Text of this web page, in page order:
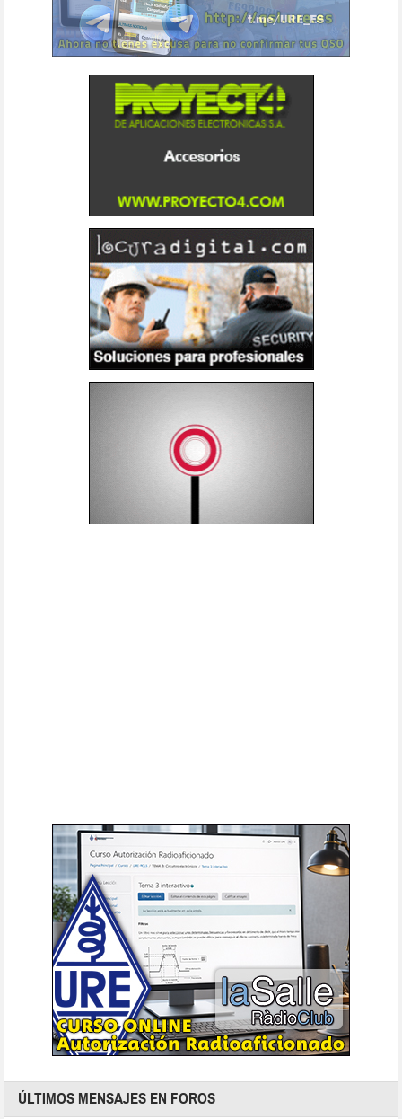
ÚLTIMOS MENSAJES EN FOROS